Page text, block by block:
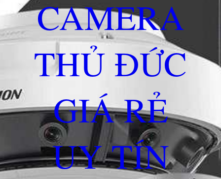
CAMERA
THỦ ĐỨC
GIÁ RẺ
UY TÍN